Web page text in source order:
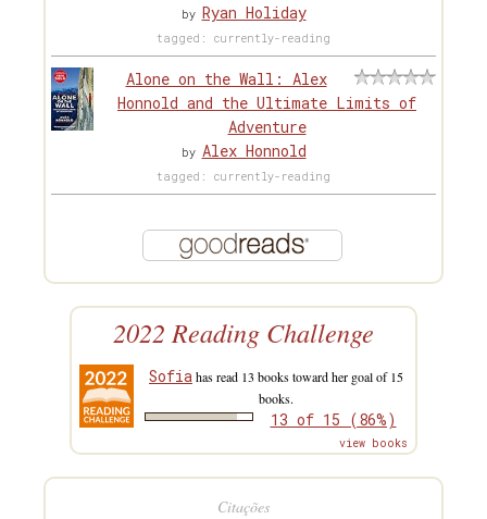
by Ryan Holiday
tagged: currently-reading
Alone on the Wall: Alex
Honnold and the Ultimate Limits of
Adventure
by Alex Honnold
tagged: currently-reading
2022 Reading Challenge
Sofiahas read 13 books toward her goal of 15
books.
13 of 15 (86%)
view books
Citações